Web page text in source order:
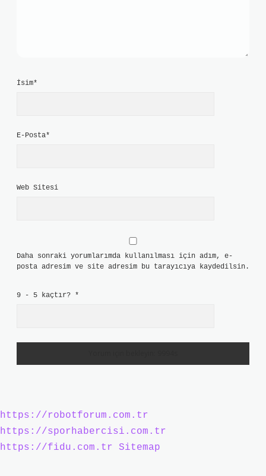
İsim*
E-Posta*
Web Sitesi
Daha sonraki yorumlarımda kullanılması için adım, e-
posta adresim ve site adresim bu tarayıcıya kaydedilsin.
9 - 5 kaçtır? *
https://robotforum.com.tr
https://sporhabercisi.com.tr
https://fidu.com.tr
Sitemap